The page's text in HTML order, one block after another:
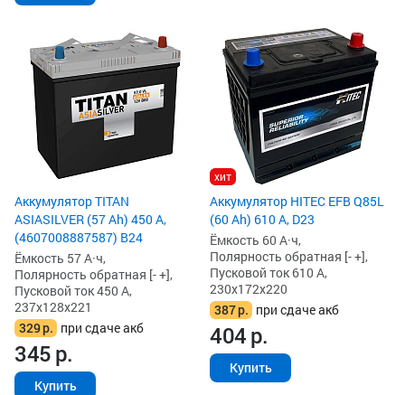
Аккумулятор TITAN
ASIASILVER (57 Ah) 450 А,
(4607008887587) B24
Ёмкость 57 А·ч,
Полярность обратная [- +],
Пусковой ток 450 А,
237x128x221
329р. при сдаче акб
345р.
Купить
хит
Аккумулятор HITEC EFB Q85L
(60 Ah) 610 А, D23
Ёмкость 60 А·ч,
Полярность обратная [- +],
Пусковой ток 610 А,
230x172x220
387р. при сдаче акб
404р.
Купить